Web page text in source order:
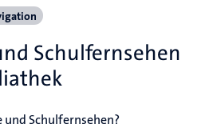
Schulfernsehen
Schulfernsehen?